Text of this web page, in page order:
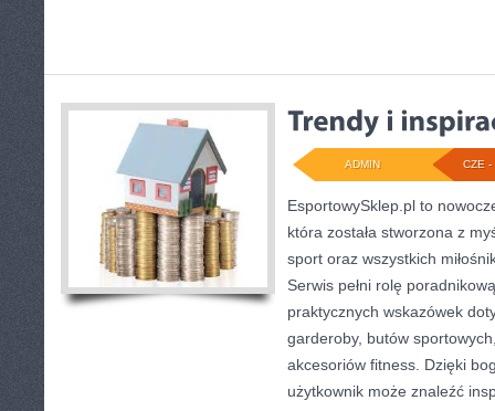
CZE -
ADMIN
EsportowySklep.pl to
która została stworzona z
sport oraz wszystkich
Serwis pełni rolę
praktycznych wskazówek
garderoby, butów
akcesoriów fitness. Dzięki
użytkownik może znaleźć